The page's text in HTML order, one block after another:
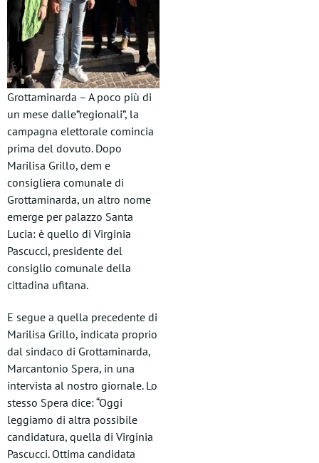
Grottaminarda – A poco più di
un mese dalle”regionali”, la
campagna elettorale comincia
prima del dovuto. Dopo
Marilisa Grillo, dem e
consigliera comunale di
Grottaminarda, un altro nome
emerge per palazzo Santa
Lucia: è quello di Virginia
Pascucci, presidente del
consiglio comunale della
cittadina ufitana.
E segue a quella precedente di
Marilisa Grillo, indicata proprio
dal sindaco di Grottaminarda,
Marcantonio Spera, in una
intervista al nostro giornale. Lo
stesso Spera dice: “Oggi
leggiamo di altra possibile
candidatura, quella di Virginia
Pascucci. Ottima candidata